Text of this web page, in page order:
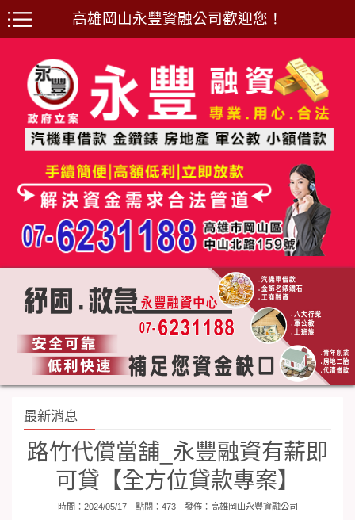
高雄岡山永豐資融公司歡迎您！
最新消息
路竹代償當舖_永豐融資有薪即
可貸【全方位貸款專案】
時間：2024/05/17 點閱：473 發佈： 高雄岡山永豐資融公司